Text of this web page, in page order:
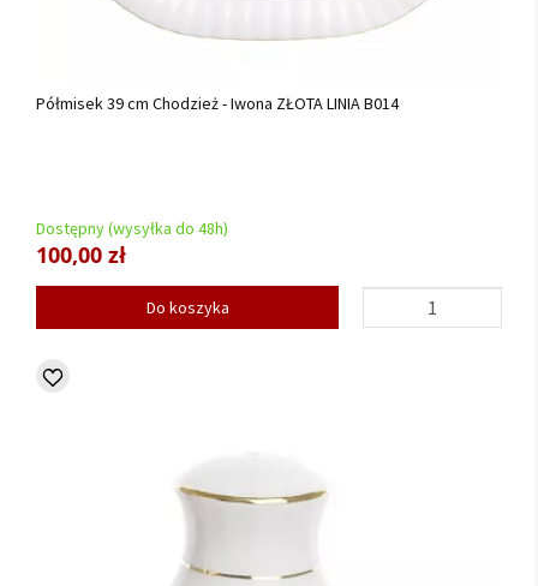
Półmisek 39 cm Chodzież - Iwona ZŁOTA LINIA B014
Dostępny (wysyłka do 48h)
100,00 zł
Do koszyka